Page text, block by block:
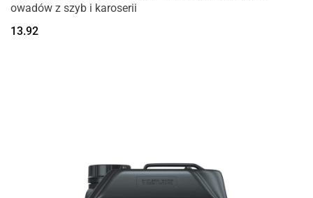
owadów z szyb i karoserii
13.92